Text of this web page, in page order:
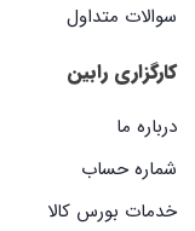
سوالات متداول
کارگزاری رابین
درباره ما
شماره حساب
خدمات بورس کالا